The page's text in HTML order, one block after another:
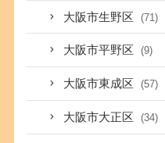
大阪市生野区 (71)
大阪市平野区 (9)
大阪市東成区 (57)
大阪市大正区 (34)